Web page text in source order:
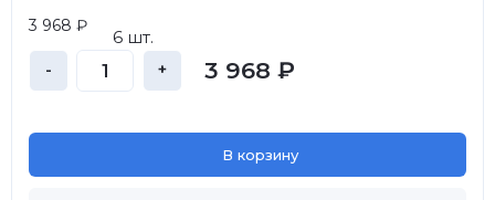
3 968 ₽
6 шт.
- + 3 968 ₽
В корзину